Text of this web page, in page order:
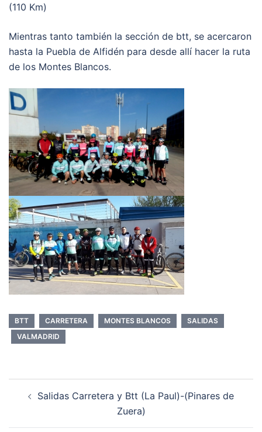
(110 Km)
Mientras tanto también la sección de btt, se acercaron
hasta la Puebla de Alfidén para desde allí hacer la ruta
de los Montes Blancos.
BTT CARRETERA MONTES BLANCOS
SALIDAS
VALMADRID
Salidas Carretera y Btt (La Paul)-(Pinares de
Zuera)